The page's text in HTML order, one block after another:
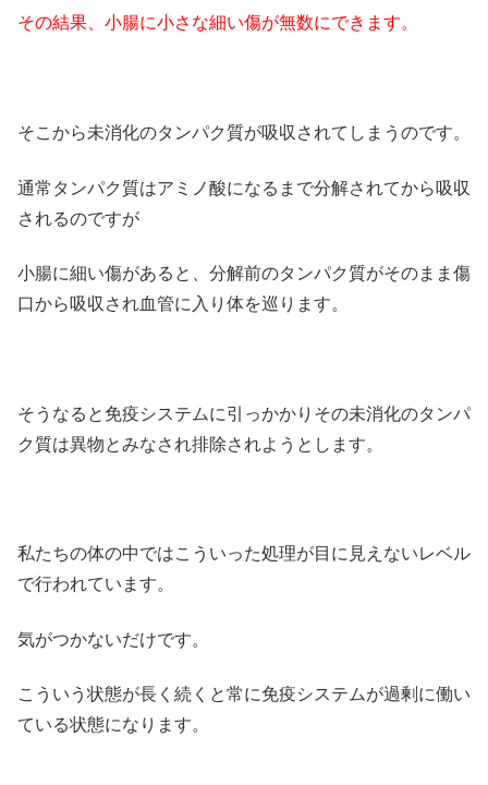
その結果、小腸に小さな細い傷が無数にできます。
そこから未消化のタンパク質が吸収されてしまうのです。
通常タンパク質はアミノ酸になるまで分解されてから吸収
されるのですが
小腸に細い傷があると、分解前のタンパク質がそのまま傷
口から吸収され血管に入り体を巡ります。
そうなると免疫システムに引っかかりその未消化のタンパ
ク質は異物とみなされ排除されようとします。
私たちの体の中ではこういった処理が目に見えないレベル
で行われています。
気がつかないだけです。
こういう状態が長く続くと常に免疫システムが過剰に働い
ている状態になります。